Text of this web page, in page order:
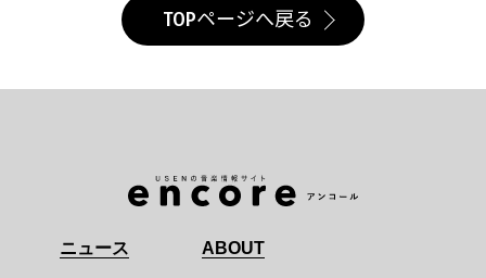
TOPページへ戻る
ニュース ABOUT